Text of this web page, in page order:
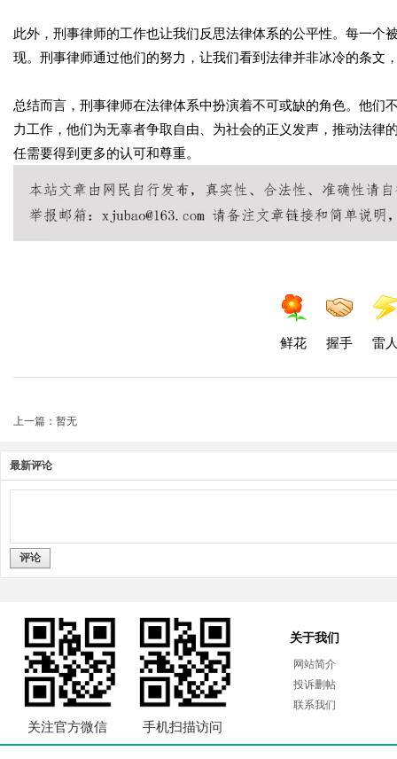
此外，刑事律师的工作也让我们反思法律体系的公平性。每一
现。刑事律师通过他们的努力，让我们看到法律并非冰冷的条文
总结而言，刑事律师在法律体系中扮演着不可或缺的角色。他
力工作，他们为无辜者争取自由、为社会的正义发声，推动法
任需要得到更多的认可和尊重。
鲜花 握手 雷
上一篇：暂无
最新评论
评论
关注官方微信 手机扫描访问
关于我们
网站简介
投诉删帖
联系我们